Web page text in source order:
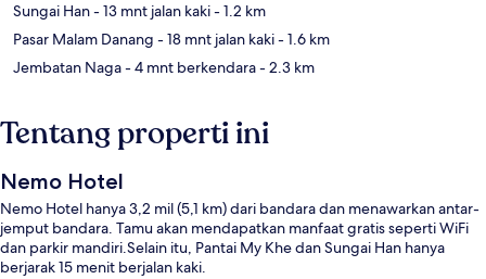
Sungai Han- 13 mnt jalan kaki- 1.2 km
Pasar Malam Danang - 18 mnt jalan kaki- 1.6 km
Jembatan Naga- 4 mnt berkendara- 2.3 km
Tentang properti ini
Nemo Hotel
Nemo Hotel hanya 3,2 mil (5,1 km) dari bandara dan menawarkan antar-
jemput bandara. Tamu akan mendapatkan manfaat gratis seperti WiFi
dan parkir mandiri.Selain itu, Pantai My Khe dan Sungai Han hanya
berjarak 15 menit berjalan kaki.